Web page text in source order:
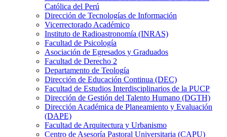
Católica del Perú
Dirección de Tecnologías de Información
Vicerrectorado Académico
Instituto de Radioastronomía (INRAS)
Facultad de Psicología
Asociación de Egresados y Graduados
Facultad de Derecho 2
Departamento de Teología
Dirección de Educación Continua (DEC)
Facultad de Estudios Interdisciplinarios de la PUCP
Dirección de Gestión del Talento Humano (DGTH)
Dirección Académica de Planeamiento y Evaluación
(DAPE)
Facultad de Arquitectura y Urbanismo
Centro de Asesoría Pastoral Universitaria (CAPU)